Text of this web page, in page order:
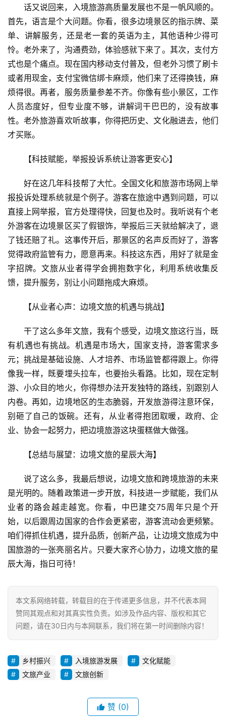
区
二
消
文
旅
融
合
乡
智
慧
旅
游
A
R
问
答
社
区
登录 注册
话又说回来，入境旅游高质量发展也不是一帆风顺的。
首先，语言是个大问题。你看，很多边境景区的指示牌、菜
单、讲解服务，还是老一套的英语为主，其他语种少得可
怜。老外来了，沟通费劲，体验感就下来了。其次，支付方
式也是个痛点。现在国内移动支付普及，但老外习惯了刷卡
或者用现金，支付宝微信绑卡麻烦，他们来了还得换钱，麻
烦得很。再者，服务质量参差不齐。你像有些小景区，工作
人员态度好，但专业度不够，讲解词干巴巴的，没有故事
性。老外旅游喜欢听故事，你得把历史、文化融进去，他们
才买账。
【科技赋能，举报投诉系统让游客更安心】
好在这几年科技帮了大忙。全国文化和旅游市场网上举
报投诉处理系统就是个例子。游客在旅途中遇到问题，可以
直接上网举报，官方处理得快，回复也及时。我听说有个老
外游客在边境景区买了假银饰，举报后三天就给解决了，退
了钱还赔了礼。这事传开后，那景区的名声反而好了，游客
觉得政府监管有力，愿意再来。科技这东西，用好了就是金
字招牌。文旅从业者得学会拥抱数字化，利用系统收集反
馈，提升服务，别让小问题拖成大麻烦。
【从业者心声：边境文旅的机遇与挑战】
干了这么多年文旅，我有个感受，边境文旅这行当，既
有机遇也有挑战。机遇是市场大，国家支持，游客需求多
元；挑战是基础设施、人才培养、市场监管都得跟上。你得
像我一样，既要埋头拉车，也要抬头看路。比如，现在定制
游、小众目的地火，你得想办法开发独特的路线，别跟别人
内卷。再如，边境地区的生态脆弱，开发旅游得注意环保，
别砸了自己的饭碗。还有，从业者得抱团取暖，政府、企
业、协会一起努力，把边境旅游这块蛋糕做大做强。
【总结与展望：边境文旅的星辰大海】
说了这么多，我最后想说，边境文旅和跨境旅游的未来
是光明的。随着政策进一步开放，科技进一步赋能，我们从
业者的路会越走越宽。你看，中巴建交75周年只是个开
始，以后跟周边国家的合作会更紧密，游客流动会更频繁。
咱们得抓住机遇，提升品质，创新产品，让边境文旅成为中
国旅游的一张亮丽名片。只要大家齐心协力，边境文旅的星
辰大海，指日可待！
本文系网络转载，转载目的在于传递更多信息，并不代表本网
赞同其观点和对其真实性负责。如涉及作品内容、版权和其它
问题，请在30日内与本网联系，我们将在第一时间删除内容！
乡村振兴 入境旅游发展
文化赋能
文旅产业
文旅创新
赞 (0)